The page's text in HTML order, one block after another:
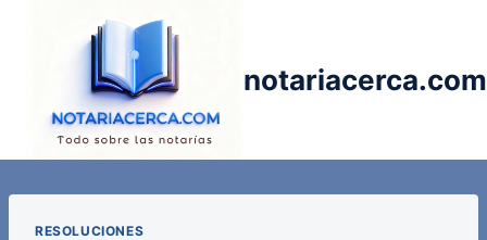
notariacerca.com
RESOLUCIONES